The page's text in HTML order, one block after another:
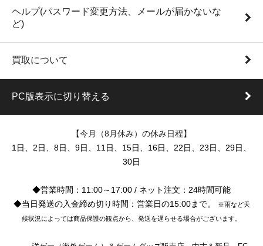
ヘルプ(パスワード変更方法、メールが届かないな
ど)
買取について
PC版表示に切り替える
【今月（8月休み）の休み日程】
1日、2日、8日、9日、11日、15日、16日、22日、23日、29日、
30日
◆営業時間：11:00～17:00 / ネット注文：24時間可能
◆当日発送の入金締め切り時間：営業日の15:00まで。
※雨など天
候状況によっては商品保護の観点から、発送を遅らせる場合がございます。